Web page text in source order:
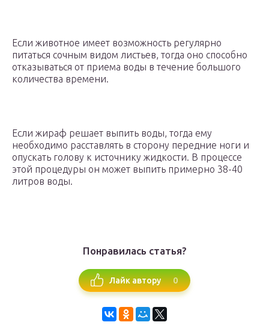
Если животное имеет возможность регулярно
питаться сочным видом листьев, тогда оно способно
отказываться от приема воды в течение большого
количества времени.
Если жираф решает выпить воды, тогда ему
необходимо расставлять в сторону передние ноги и
опускать голову к источнику жидкости. В процессе
этой процедуры он может выпить примерно 38-40
литров воды.
Понравилась статья?
Лайк автору 0